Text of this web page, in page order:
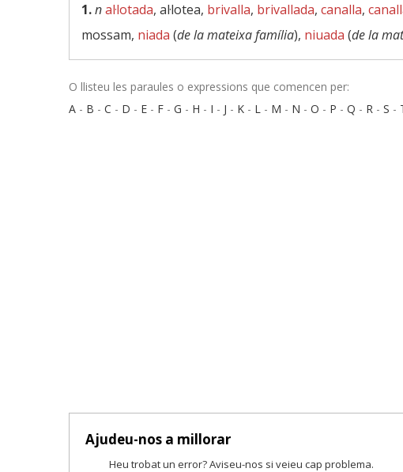
1.nal·lotada, al·lotea, brivalla, brivallada, canalla,
mossam, niada (de la mateixa família), niuada (de la
O llisteu les paraules o expressions que comencen per:
A - B - C - D - E - F - G - H - I - J - K - L - M - N - O - P - Q - R - S -
Ajudeu-nos a millorar
Heu trobat un error? Aviseu-nos si veieu cap problema.